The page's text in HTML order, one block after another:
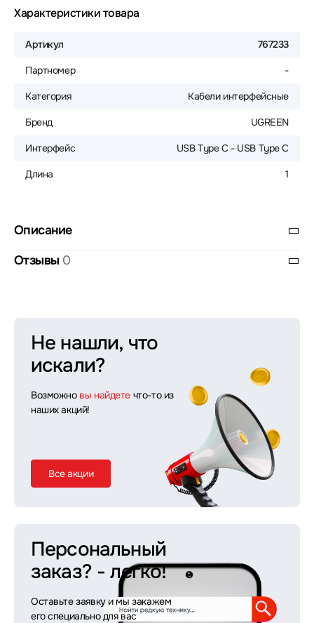
Характеристики товара
Артикул 767233
Партномер -
Категория Кабели интерфейсные
Бренд UGREEN
Интерфейс USB Type C - USB Type C
Длина 1
Описание
Отзывы 0
Не нашли, что
искали?
Возможно вы найдете что-то из
наших акций!
Все акции
Персональный
заказ? - легко!
Оставьте заявку и мы закажем
его специально для вас